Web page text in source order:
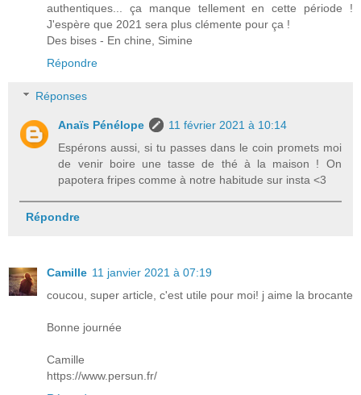
authentiques... ça manque tellement en cette période !
J'espère que 2021 sera plus clémente pour ça !
Des bises - En chine, Simine
Répondre
Réponses
Anaïs Pénélope
11 février 2021 à 10:14
Espérons aussi, si tu passes dans le coin promets moi
de venir boire une tasse de thé à la maison ! On
papotera fripes comme à notre habitude sur insta <3
Répondre
Camille 11 janvier 2021 à 07:19
coucou, super article, c'est utile pour moi! j aime la brocante
Bonne journée
Camille
https://www.persun.fr/